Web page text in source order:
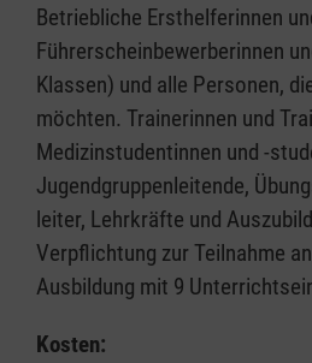
Betriebliche Ersthelferinnen
Führerscheinbewerberinnen
Klassen) und alle Personen,
möchten. Trainerinnen und
Medizinstudentinnen und -
Jugendgruppenleitende,
leiter, Lehrkräfte und
Verpflichtung zur Teilnahme
Ausbildung mit 9
Kosten: